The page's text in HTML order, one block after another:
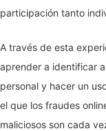
participación tanto
A través de esta
aprender a identificar
personal y hacer un
el que los fraudes
maliciosos son cada